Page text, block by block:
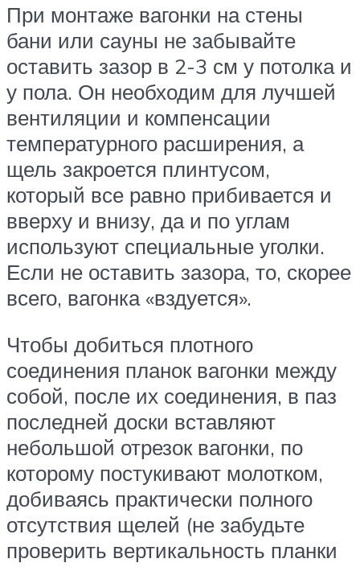
При монтаже вагонки на стены
бани или сауны не забывайте
оставить зазор в 2-3 см у потолка и
у пола. Он необходим для лучшей
вентиляции и компенсации
температурного расширения, а
щель закроется плинтусом,
который все равно прибивается и
вверху и внизу, да и по углам
используют специальные уголки.
Если не оставить зазора, то, скорее
всего, вагонка «вздуется».
Чтобы добиться плотного
соединения планок вагонки между
собой, после их соединения, в паз
последней доски вставляют
небольшой отрезок вагонки, по
которому постукивают молотком,
добиваясь практически полного
отсутствия щелей (не забудьте
проверить вертикальность планки